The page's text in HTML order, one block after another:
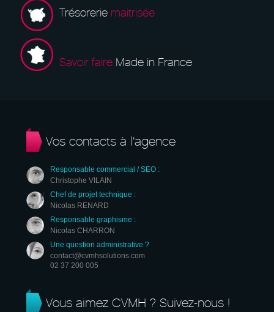
Trésorerie maitrisée
Savoir faire Made in France
Vos contacts à l’agence
Responsable commercial / SEO :
Christophe VILAIN
Chef de projet technique :
Nicolas RENARD
Responsable graphisme :
Nicolas CHARRON
Une question administrative ?
contact@cvmhsolutions.com
02 37 200 005
Vous aimez CVMH ? Suivez-nous !